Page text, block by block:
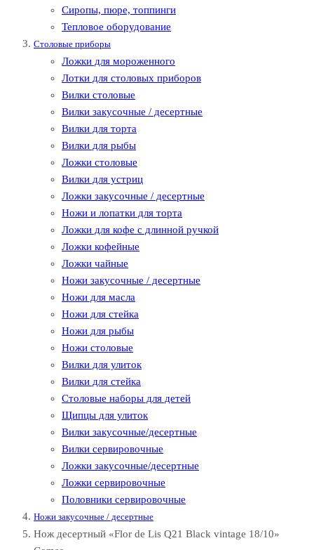
Сиропы, пюре, топпинги
Тепловое оборудование
Столовые приборы
Ложки для мороженного
Лотки для столовых приборов
Вилки столовые
Вилки закусочные / десертные
Вилки для торта
Вилки для рыбы
Ложки столовые
Вилки для устриц
Ложки закусочные / десертные
Ножи и лопатки для торта
Ложки для кофе с длинной ручкой
Ложки кофейные
Ложки чайные
Ножи закусочные / десертные
Ножи для масла
Ножи для стейка
Ножи для рыбы
Ножи столовые
Вилки для улиток
Вилки для стейка
Столовые наборы для детей
Щипцы для улиток
Вилки закусочные/десертные
Вилки сервировочные
Ложки закусочные/десертные
Ложки сервировочные
Половники сервировочные
Ножи закусочные / десертные
Нож десертный «Flor de Lis Q21 Black vintage 18/10»